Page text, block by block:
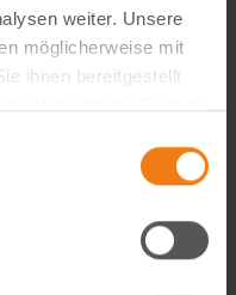
weiter. Unsere
möglicherweise mit
ihnen bereitgestellt
Content Creator
und E-Commerce-